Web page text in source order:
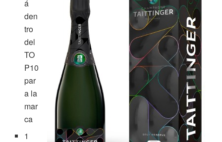
á
den
tro
del
TO
P10
par
a la
mar
ca
1